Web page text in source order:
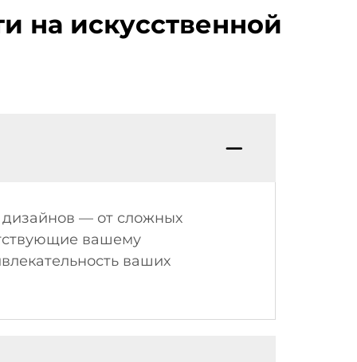
на искусственной
— от сложных
вашему
ваших